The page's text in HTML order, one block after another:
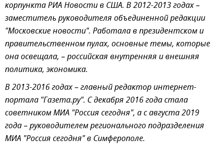
корпункта РИА Новости в США. В 2012-2013 годах–
заместитель руководителя объединенной редакции
"Московские новости". Работала в президентском и
правительственном пулах, основные темы, которые
она освещала, –российская внутренняя и внешняя
политика, экономика.
В 2013-2016 годах–главный редактор интернет-
портала "Газета.ру". С декабря 2016 года стала
советником МИА "Россия сегодня", а с августа 2019
года–руководителем регионального подразделения
МИА "Россия сегодня" в Симферополе.